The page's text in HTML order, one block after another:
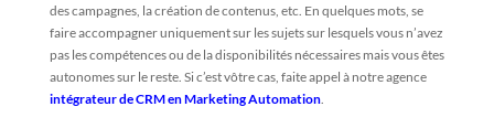
des campagnes, la création de contenus, etc. En quelques mots, se
faire accompagner uniquement sur les sujets sur lesquels vous n’avez
pas les compétences ou de la disponibilités nécessaires mais vous êtes
autonomes sur le reste. Si c’est vôtre cas, faite appel à notre agence
intégrateur de CRM en Marketing Automation.